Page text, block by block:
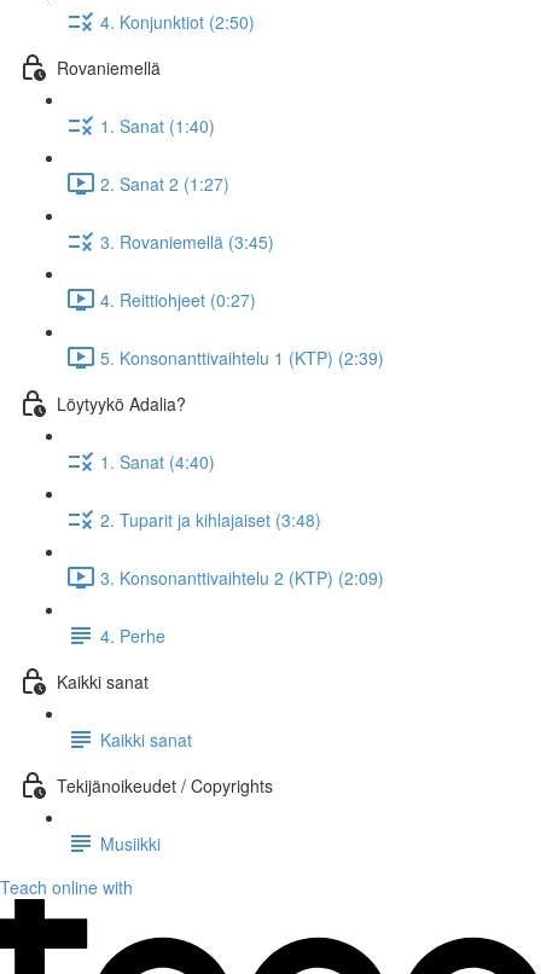
4. Konjunktiot (2:50)
Rovaniemellä
1. Sanat (1:40)
2. Sanat 2 (1:27)
3. Rovaniemellä (3:45)
4. Reittiohjeet (0:27)
5. Konsonanttivaihtelu 1 (KTP) (2:39)
Löytyykö Adalia?
1. Sanat (4:40)
2. Tuparit ja kihlajaiset (3:48)
3. Konsonanttivaihtelu 2 (KTP) (2:09)
4. Perhe
Kaikki sanat
Kaikki sanat
Tekijänoikeudet / Copyrights
Musiikki
Teach online with